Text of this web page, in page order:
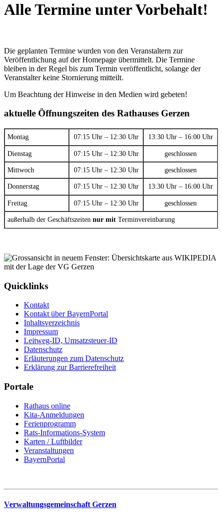
Alle Termine unter Vorbehalt!
Die geplanten Termine wurden von den Veranstaltern zur
Veröffentlichung auf der Homepage übermittelt. Die Termine
bleiben in der Regel bis zum Termin veröffentlicht, solange der
Veranstalter keine Stornierung mitteilt.
Um Beachtung der Hinweise in den Medien wird gebeten!
aktuelle Öffnungszeiten des Rathauses Gerzen
Montag 07:15 Uhr – 12:30 Uhr 13:30 Uhr – 16:00 Uhr
Dienstag 07:15 Uhr – 12:30 Uhr geschlossen
Mittwoch 07:15 Uhr – 12:30 Uhr geschlossen
Donnerstag 07:15 Uhr – 12:30 Uhr 13:30 Uhr – 16:00 Uhr
Freitag 07:15 Uhr – 12:30 Uhr geschlossen
außerhalb der Geschäftszeiten nur mit Terminvereinbarung
Quicklinks
Kontakt
Kontakt über BayernPortal
Inhaltsverzeichnis
Impressum
Leitweg-ID, Umsatzsteuer-ID
Datenschutz
Erläuterungen zum Datenschutz
Erklärung zur Barrierefreiheit
Portale
Rathaus online
Kita-Anmeldungen
Ferienprogramm
Rats-Informations-System
Karten / Luftbilder
Veranstaltungen
BayernPortal
Verwaltungsgemeinschaft Gerzen